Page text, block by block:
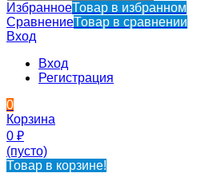
ИзбранноеТовар в избранном
СравнениеТовар в сравнении
Вход
Вход
Регистрация
0
Корзина
0 ₽
(пусто)
Товар в корзине!